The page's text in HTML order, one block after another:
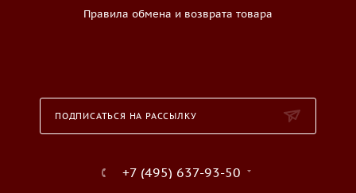
Правила обмена и возврата товара
ПОДПИСАТЬСЯ НА РАССЫЛКУ
+7 (495) 637-93-50